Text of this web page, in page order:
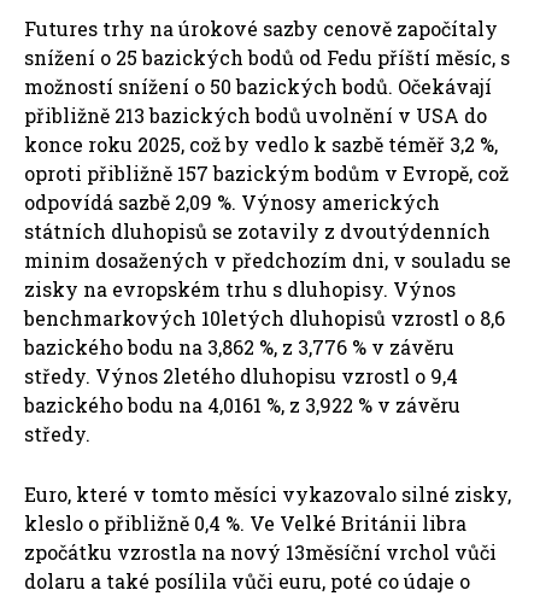
Futures trhy na úrokové sazby cenově započítaly
snížení o 25 bazických bodů od Fedu příští měsíc, s
možností snížení o 50 bazických bodů. Očekávají
přibližně 213 bazických bodů uvolnění v USA do
konce roku 2025, což by vedlo k sazbě téměř 3,2 %,
oproti přibližně 157 bazickým bodům v Evropě, což
odpovídá sazbě 2,09 %. Výnosy amerických
státních dluhopisů se zotavily z dvoutýdenních
minim dosažených v předchozím dni, v souladu se
zisky na evropském trhu s dluhopisy. Výnos
benchmarkových 10letých dluhopisů vzrostl o 8,6
bazického bodu na 3,862 %, z 3,776 % v závěru
středy. Výnos 2letého dluhopisu vzrostl o 9,4
bazického bodu na 4,0161 %, z 3,922 % v závěru
středy.
Euro, které v tomto měsíci vykazovalo silné zisky,
kleslo o přibližně 0,4 %. Ve Velké Británii libra
zpočátku vzrostla na nový 13měsíční vrchol vůči
dolaru a také posílila vůči euru, poté co údaje o